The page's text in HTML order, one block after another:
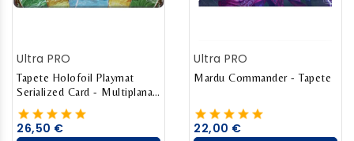
de juego se mueva
durante el uso.
Ultra PRO
Tapete Holofoil Playmat
Serialized Card - Multiplanar
Race
26,50 €
Ultra PRO
Mardu Commander - Tapete
22,00 €